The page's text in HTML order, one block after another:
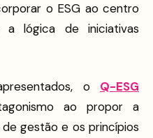
o ESG ao centro
a lógica de iniciativas
o Q-ESG
ao propor a
gestão e os princípios